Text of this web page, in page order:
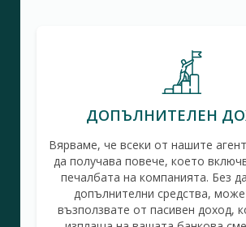
ДОПЪЛНИТЕЛЕН
Вярваме, че всеки от нашите
да получава повече, което
печалбата на компанията. Без
допълнителни средства,
възползвате от пасивен доход,